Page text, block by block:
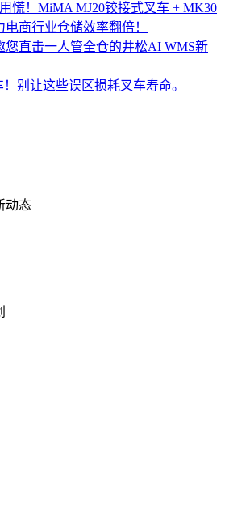
慌！MiMA MJ20铰接式叉车 + MK30
商行业仓储效率翻倍！
您直击一人管全仓的井松AI WMS新
！别让这些误区损耗叉车寿命。
动态